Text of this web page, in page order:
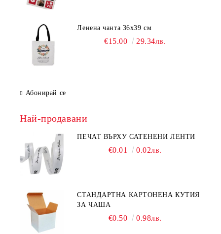
Ленена чанта 36х39 см
€15.00 29.34лв.
Абонирай се
Най-продавани
ПЕЧАТ ВЪРХУ САТЕНЕНИ ЛЕНТИ
€0.01 0.02лв.
СТАНДАРТНА КАРТОНЕНА КУТИЯ
ЗА ЧАША
€0.50 0.98лв.